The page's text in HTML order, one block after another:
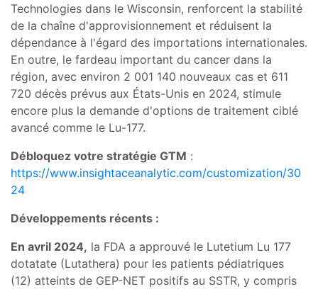
Technologies dans le Wisconsin, renforcent la stabilité
de la chaîne d'approvisionnement et réduisent la
dépendance à l'égard des importations internationales.
En outre, le fardeau important du cancer dans la
région, avec environ 2 001 140 nouveaux cas et 611
720 décès prévus aux États-Unis en 2024, stimule
encore plus la demande d'options de traitement ciblé
avancé comme le Lu-177.
Débloquez votre stratégie GTM :
https://www.insightaceanalytic.com/customization/30
24
Développements récents :
En avril 2024, la FDA a approuvé le Lutetium Lu 177
dotatate (Lutathera) pour les patients pédiatriques
(12) atteints de GEP-NET positifs au SSTR, y compris